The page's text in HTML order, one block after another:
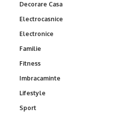
Decorare Casa
Electrocasnice
Electronice
Familie
Fitness
Imbracaminte
Lifestyle
Sport